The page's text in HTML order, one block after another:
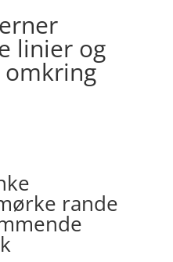
linier og
rande